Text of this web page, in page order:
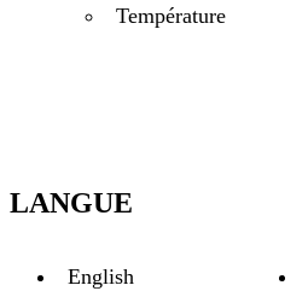
Température
LANGUE
English